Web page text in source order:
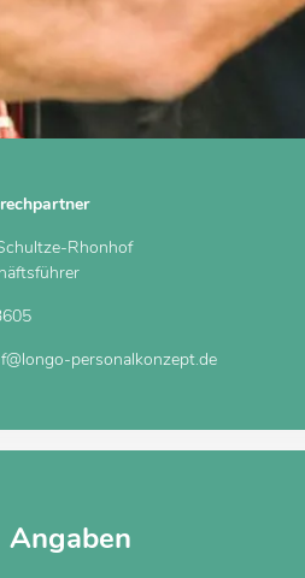
Rhonhof
personalkonzept.de
Angaben